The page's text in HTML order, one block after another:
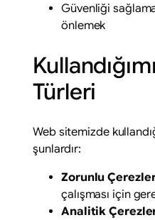
Güvenliği
önlemek
Türleri
Web sitemizde
şunlardır:
Zorunlu
çalışması için
Analitik